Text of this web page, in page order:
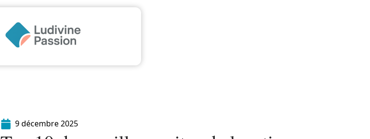
9 décembre 2025